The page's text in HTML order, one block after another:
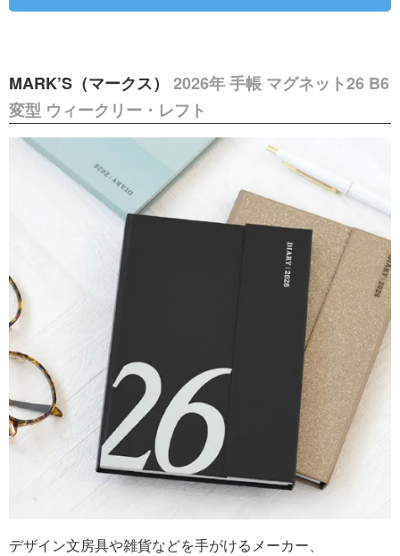
MARK’S（マークス） 2026年 手帳 マグネット26 B6
変型 ウィークリー・レフト
デザイン文房具や雑貨などを手がけるメーカー、